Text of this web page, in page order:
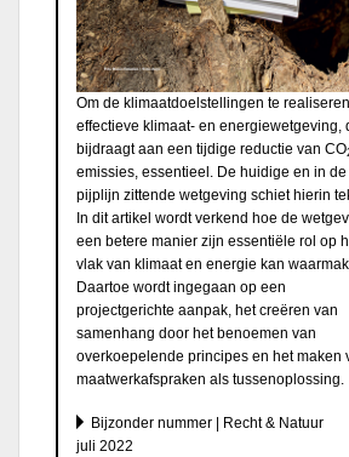
Om de klimaatdoelstellingen te
effectieve klimaat- en energiewetgeving,
bijdraagt aan een tijdige reductie van CO
emissies, essentieel. De huidige en in de
pijplijn zittende wetgeving schiet hierin
In dit artikel wordt verkend hoe de
een betere manier zijn essentiële rol op
vlak van klimaat en energie kan
Daartoe wordt ingegaan op een
projectgerichte aanpak, het creëren van
samenhang door het benoemen van
overkoepelende principes en het maken
maatwerkafspraken als tussenoplossing.
Bijzonder nummer | Recht & Natuur
juli 2022